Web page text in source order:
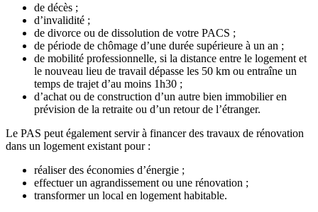
de décès ;
d’invalidité ;
de divorce ou de dissolution de votre PACS ;
de période de chômage d’une durée supérieure à un an ;
de mobilité professionnelle, si la distance entre le logement et
le nouveau lieu de travail dépasse les 50 km ou entraîne un
temps de trajet d’au moins 1h30 ;
d’achat ou de construction d’un autre bien immobilier en
prévision de la retraite ou d’un retour de l’étranger.
Le PAS peut également servir à financer des travaux de rénovation
dans un logement existant pour :
réaliser des économies d’énergie ;
effectuer un agrandissement ou une rénovation ;
transformer un local en logement habitable.